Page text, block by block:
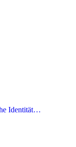
Identität…